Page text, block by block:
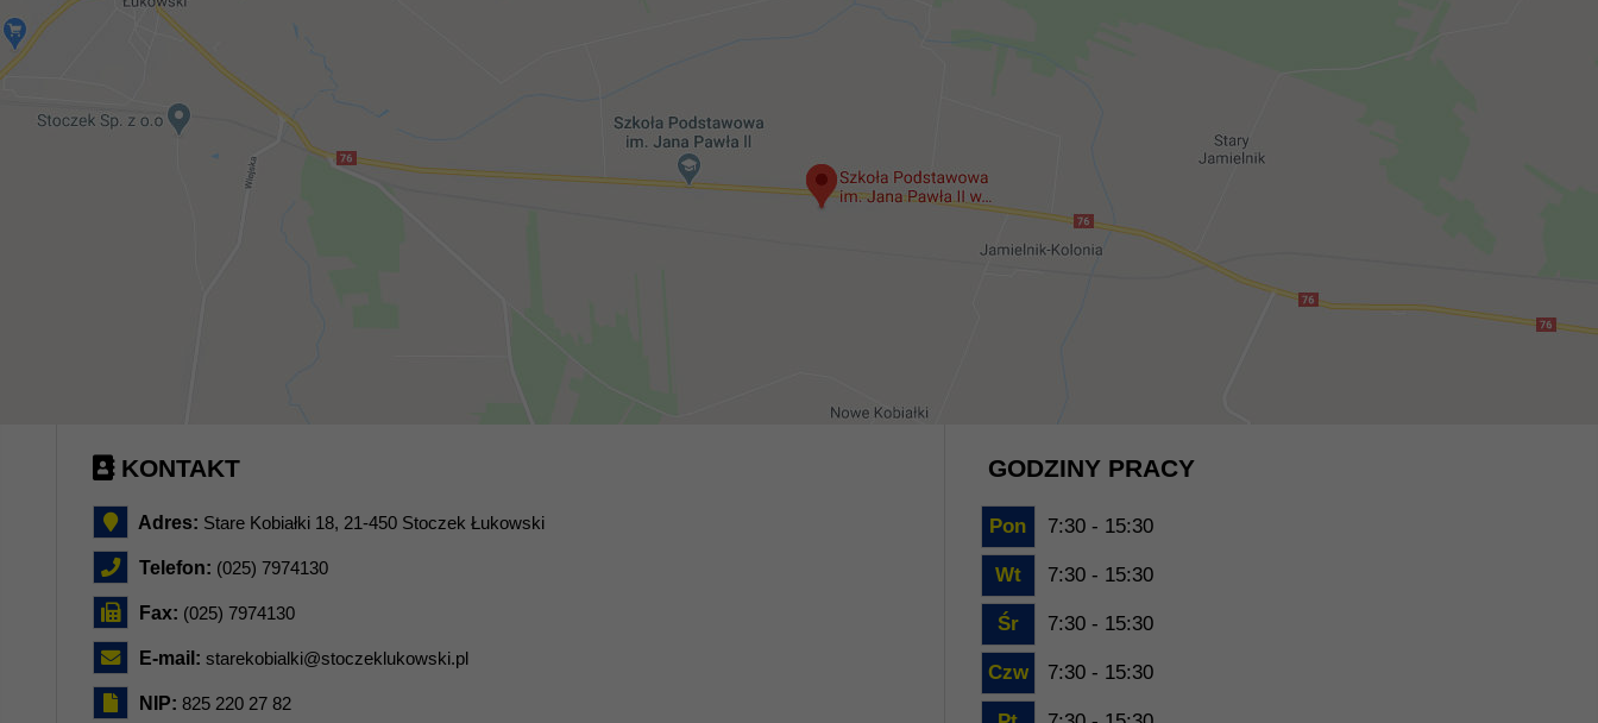
KONTAKT
Adres: Stare Kobiałki 18, 21-450 Stoczek Łukowski
Telefon: (025) 7974130
Fax: (025) 7974130
E-mail: starekobialki@stoczeklukowski.pl
NIP: 825 220 27 82
GODZINY PRACY
Pon 7:30 - 15:30
Wt 7:30 - 15:30
Śr 7:30 - 15:30
Czw 7:30 - 15:30